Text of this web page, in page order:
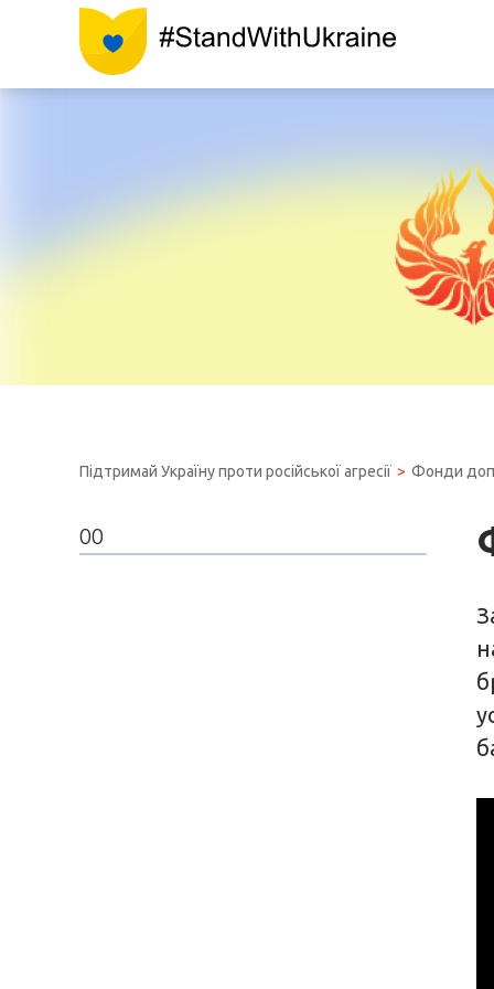
Підтримай Україну проти російської агресії Фонди
00